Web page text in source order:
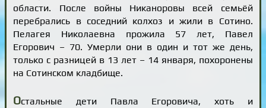
области. После войны Никаноровы всей семьёй
перебрались в соседний колхоз и жили в Сотино.
Пелагея Николаевна прожила 57 лет, Павел
Егорович – 70. Умерли они в один и тот же день,
только с разницей в 13 лет – 14 января, похоронены
на Сотинском кладбище.
Остальные дети Павла Егоровича, хоть и